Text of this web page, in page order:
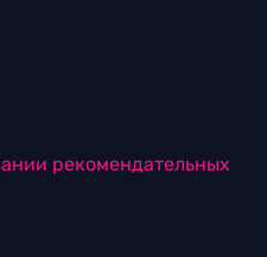
рекомендательных